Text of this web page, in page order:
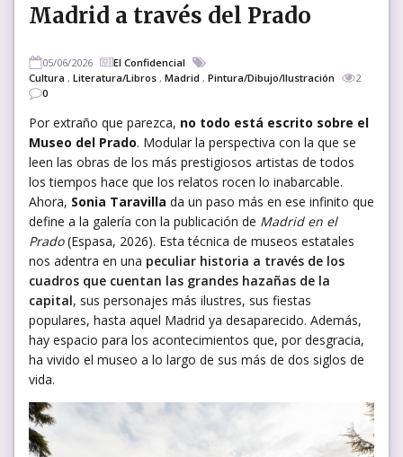
Madrid a través del Prado
05/06/2026
El Confidencial
Cultura , Literatura/Libros , Madrid , Pintura/Dibujo/Ilustración
2
0
Por extraño que parezca, no todo está escrito sobre el
Museo del Prado. Modular la perspectiva con la que se
leen las obras de los más prestigiosos artistas de todos
los tiempos hace que los relatos rocen lo inabarcable.
Ahora, Sonia Taravilla da un paso más en ese infinito que
define a la galería con la publicación de Madrid en el
Prado(Espasa, 2026). Esta técnica de museos estatales
nos adentra en una peculiar historia a través de los
cuadros que cuentan las grandes hazañas de la
capital, sus personajes más ilustres, sus fiestas
populares, hasta aquel Madrid ya desaparecido. Además,
hay espacio para los acontecimientos que, por desgracia,
ha vivido el museo a lo largo de sus más de dos siglos de
vida.